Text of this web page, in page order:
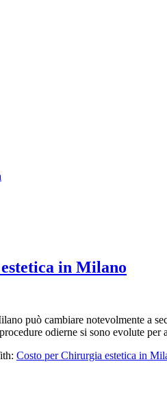
in Milano
può cambiare notevolmente a
odierne si sono evolute
Costo per Chirurgia estetica in